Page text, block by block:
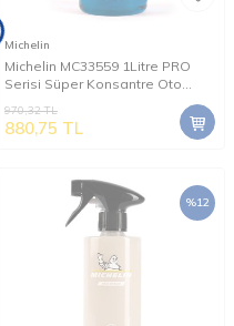
Michelin
Michelin MC33559 1Litre PRO
Serisi Süper Konsantre Oto
970,32TL
880,75 TL
%12